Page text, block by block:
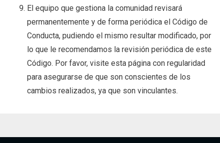
El equipo que gestiona la comunidad revisará
permanentemente y de forma periódica el Código de
Conducta, pudiendo el mismo resultar modificado, por
lo que le recomendamos la revisión periódica de este
Código. Por favor, visite esta página con regularidad
para asegurarse de que son conscientes de los
cambios realizados, ya que son vinculantes.